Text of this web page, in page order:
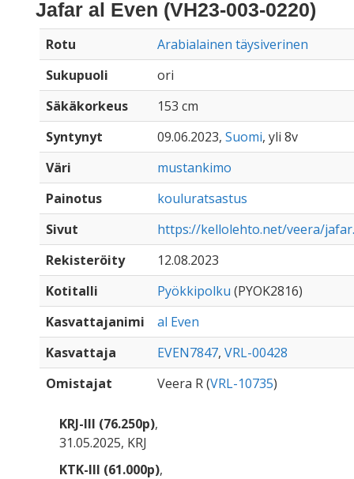
Jafar al Even (VH23-003-0220)
Rotu
Arabialainen täysiverinen
Sukupuoli
ori
Säkäkorkeus
153 cm
Syntynyt
09.06.2023, Suomi, yli 8v
Väri
mustankimo
Painotus
kouluratsastus
Sivut
https://kellolehto.net/veera/
Rekisteröity
12.08.2023
Kotitalli
Pyökkipolku (PYOK2816)
Kasvattajanimi
al Even
Kasvattaja
EVEN7847, VRL-00428
Omistajat
Veera R (VRL-10735)
KRJ-III (76.250p),
31.05.2025, KRJ
KTK-III (61.000p),